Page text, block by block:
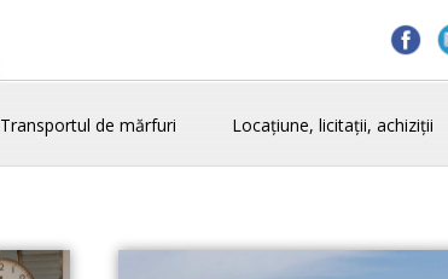
Transportul de mărfuri Locațiune, licitații, achiziții